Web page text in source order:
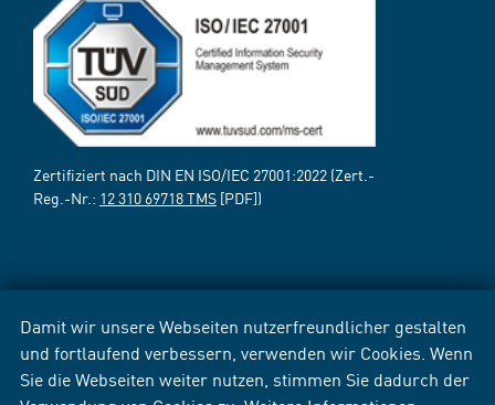
Damit wir unsere Webseiten nutzerfreundlicher gestalten
und fortlaufend verbessern, verwenden wir Cookies. Wenn
Sie die Webseiten weiter nutzen, stimmen Sie dadurch der
Zertifiziert nach DIN EN ISO/IEC 27001:2022 (Zert.-
Reg.-Nr.: 12 310 69718 TMS [PDF])